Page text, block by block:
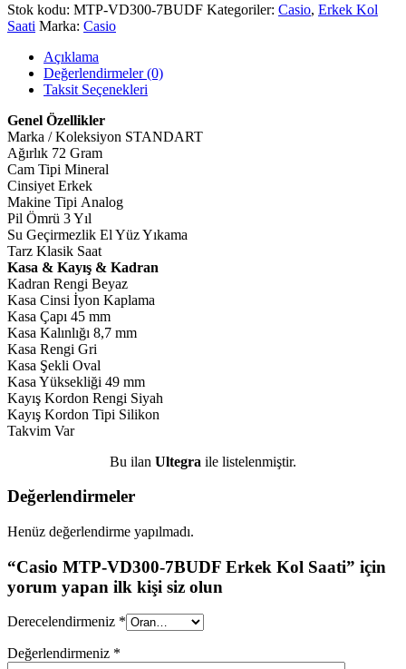
Stok kodu: MTP-VD300-7BUDF Kategoriler: Casio, Erkek Kol
Saati Marka: Casio
Açıklama
Değerlendirmeler (0)
Taksit Seçenekleri
Genel Özellikler
Marka / Koleksiyon STANDART
Ağırlık 72 Gram
Cam Tipi Mineral
Cinsiyet Erkek
Makine Tipi Analog
Pil Ömrü 3 Yıl
Su Geçirmezlik El Yüz Yıkama
Tarz Klasik Saat
Kasa & Kayış & Kadran
Kadran Rengi Beyaz
Kasa Cinsi İyon Kaplama
Kasa Çapı 45 mm
Kasa Kalınlığı 8,7 mm
Kasa Rengi Gri
Kasa Şekli Oval
Kasa Yüksekliği 49 mm
Kayış Kordon Rengi Siyah
Kayış Kordon Tipi Silikon
Takvim Var
Bu ilan Ultegra ile listelenmiştir.
Değerlendirmeler
Henüz değerlendirme yapılmadı.
“Casio MTP-VD300-7BUDF Erkek Kol Saati” için
yorum yapan ilk kişi siz olun
Derecelendirmeniz *
Değerlendirmeniz *